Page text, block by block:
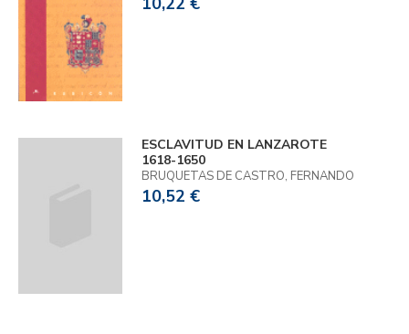
ESCLAVITUD EN LANZAROTE
1618-1650
BRUQUETAS DE CASTRO, FERNANDO
10,52 €